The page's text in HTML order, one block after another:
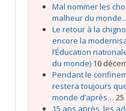
Mal nommer les
malheur du
Le retour à la
encore la
l’Éducation
du monde) 10
Pendant le
restera toujours
monde d’après…
15 ans après, les